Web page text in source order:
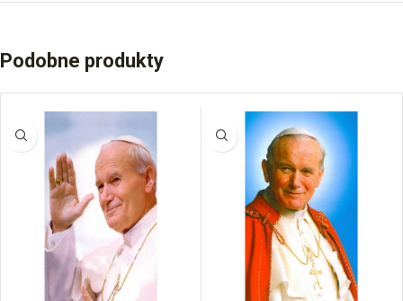
Podobne produkty